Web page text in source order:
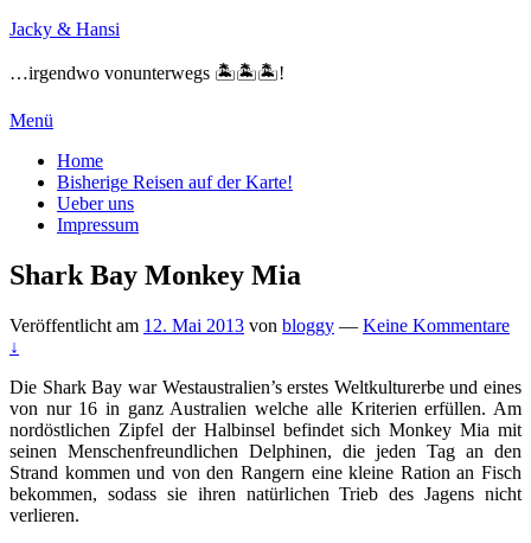
Zum
springen
Jacky & Hansi
…irgendwo vonunterwegs 🏝🏝🏝!
Menü
Primäres
Menü
Home
Bisherige Reisen auf der Karte!
Ueber uns
Impressum
Shark Bay Monkey Mia
Veröffentlicht am 12. Mai 2013 von bloggy — Keine Kommentare
↓
Die Shark Bay war Westaustralien’s erstes Weltkulturerbe und eines
von nur 16 in ganz Australien welche alle Kriterien erfüllen. Am
nordöstlichen Zipfel der Halbinsel befindet sich Monkey Mia mit
seinen Menschenfreundlichen Delphinen, die jeden Tag an den
Strand kommen und von den Rangern eine kleine Ration an Fisch
bekommen, sodass sie ihren natürlichen Trieb des Jagens nicht
verlieren.